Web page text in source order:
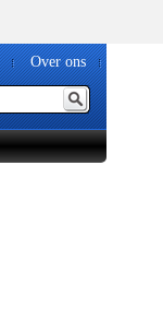
Over ons